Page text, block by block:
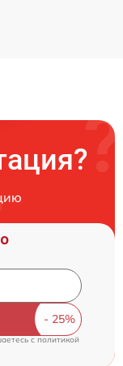
cполитикой